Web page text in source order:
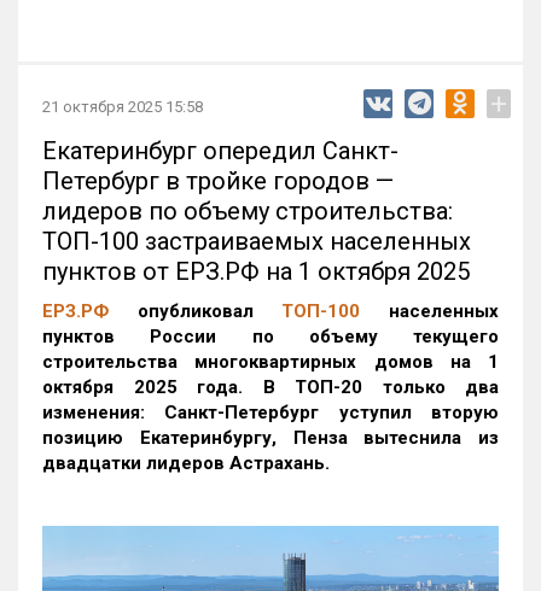
21 октября 2025 15:58 +
Екатеринбург опередил Санкт-
Петербург в тройке городов —
лидеров по объему строительства:
ТОП-100 застраиваемых населенных
пунктов от ЕРЗ.РФ на 1 октября 2025
ЕРЗ.РФ опубликовал ТОП-100 населенных
пунктов России по объему текущего
строительства многоквартирных домов на 1
октября 2025 года. В ТОП-20 только два
изменения: Санкт-Петербург уступил вторую
позицию Екатеринбургу, Пенза вытеснила из
двадцатки лидеров Астрахань.